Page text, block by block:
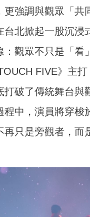
更強調與觀眾「共
台北掀起一股沉浸
：觀眾不只是「看
FIVE》主
打破了傳統舞台與
程中，演員將穿梭
再只是旁觀者，而